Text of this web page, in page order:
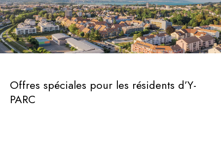
Offres spéciales pour les résidents d’Y-
PARC